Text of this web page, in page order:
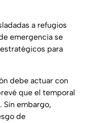
a refugios
emergencia se
para
debe actuar con
que el temporal
Sin embargo,
de